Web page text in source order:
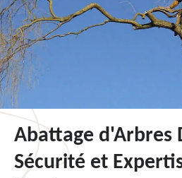
Abattage d'Arbres
Sécurité et